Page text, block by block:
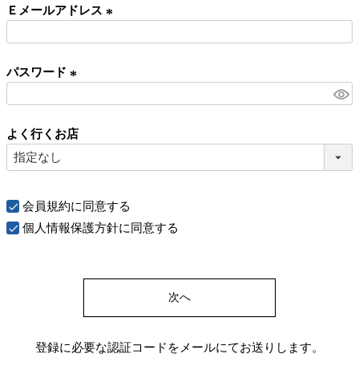
Ｅメールアドレス
パスワード
須
よく行くお店
会員規約に同意する
個人情報保護方針に同意する
次へ
登録に必要な認証コードをメールにてお送りします。